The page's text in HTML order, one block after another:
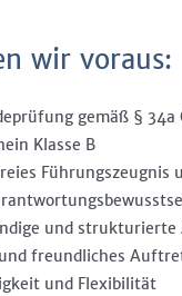
wir voraus:
gemäß §
Klasse B
und strukturierte
freundliches
und Flexibilität